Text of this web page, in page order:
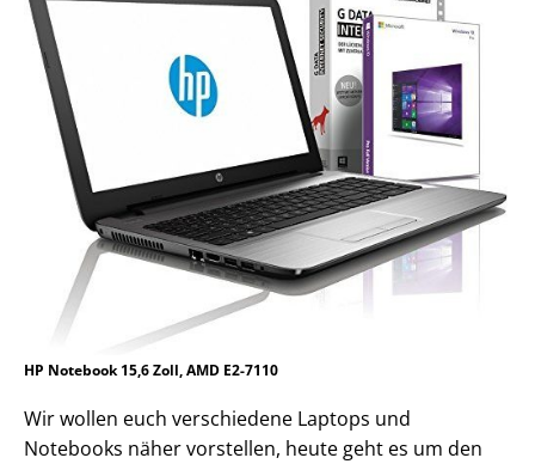
HP Notebook 15,6 Zoll, AMD E2-7110
Wir wollen euch verschiedene Laptops und
Notebooks näher vorstellen, heute geht es um den